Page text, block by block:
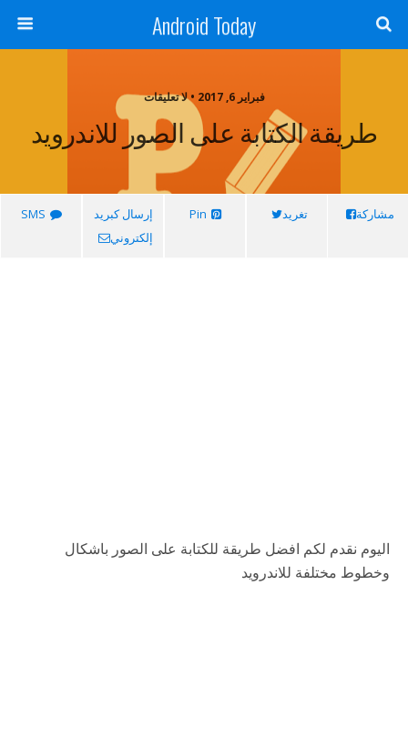
Android Today
فبراير 6, 2017 • لا تعليقات
طريقة الكتابة على الصور للاندرويد
مشاركة تغريد Pin
إرسال كبريد
إلكتروني
SMS
اليوم نقدم لكم افضل طريقة للكتابة على الصور باشكال
وخطوط مختلفة للاندرويد